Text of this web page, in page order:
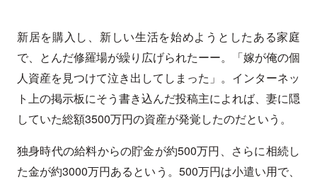
新居を購入し、新しい生活を始めようとしたある家庭
で、とんだ修羅場が繰り広げられたーー。「嫁が俺の個
人資産を見つけて泣き出してしまった」。インターネッ
ト上の掲示板にそう書き込んだ投稿主によれば、妻に隠
していた総額3500万円の資産が発覚したのだという。
独身時代の給料からの貯金が約500万円、さらに相続し
た金が約3000万円あるという。500万円は小遣い用で、